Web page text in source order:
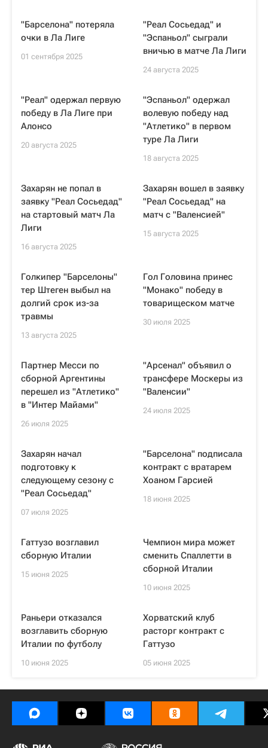
"Барселона" потеряла
очки в Ла Лиге
01 сентября 2025
"Реал Сосьедад" и
"Эспаньол" сыграли
вничью в матче Ла Лиги
24 августа 2025
"Реал" одержал первую
победу в Ла Лиге при
Алонсо
20 августа 2025
"Эспаньол" одержал
волевую победу над
"Атлетико" в первом
туре Ла Лиги
18 августа 2025
Захарян не попал в
заявку "Реал Сосьедад"
на стартовый матч Ла
Лиги
16 августа 2025
Захарян вошел в заявку
"Реал Сосьедад" на
матч с "Валенсией"
15 августа 2025
Голкипер "Барселоны"
тер Штеген выбыл на
долгий срок из-за
травмы
13 августа 2025
Гол Головина принес
"Монако" победу в
товарищеском матче
30 июля 2025
Партнер Месси по
сборной Аргентины
перешел из "Атлетико"
в "Интер Майами"
26 июля 2025
"Арсенал" объявил о
трансфере Москеры из
"Валенсии"
24 июля 2025
Захарян начал
подготовку к
следующему сезону с
"Реал Сосьедад"
07 июля 2025
"Барселона" подписала
контракт с вратарем
Хоаном Гарсией
18 июня 2025
Гаттузо возглавил
сборную Италии
15 июня 2025
Чемпион мира может
сменить Спаллетти в
сборной Италии
10 июня 2025
Раньери отказался
возглавить сборную
Италии по футболу
10 июня 2025
Хорватский клуб
расторг контракт с
Гаттузо
05 июня 2025